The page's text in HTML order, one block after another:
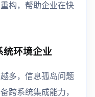
构，帮助企业在快
统环境企业
多，信息孤岛问题
跨系统集成能力，